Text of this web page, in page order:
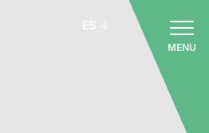
MENU
ES